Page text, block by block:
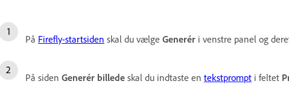
På Firefly-startsiden skal du vælge Generér i venstre panel og
På siden Generér billede skal du indtaste en tekstprompt i feltet